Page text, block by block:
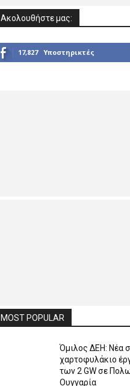
Ακολουθήστε μας:
17,827 Υποστηρικτές
MOST POPULAR
Όμιλος ΔΕΗ: Νέα
χαρτοφυλάκιο
των 2 GW σε
Ουγγαρία